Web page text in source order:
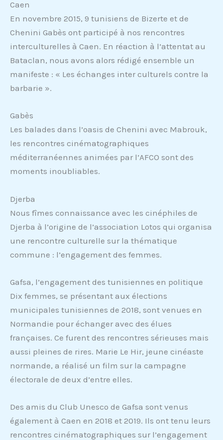
Caen
En novembre 2015, 9 tunisiens de Bizerte et de
Chenini Gabès ont participé à nos rencontres
interculturelles à Caen. En réaction à l’attentat au
Bataclan, nous avons alors rédigé ensemble un
manifeste : « Les échanges inter culturels contre la
barbarie ».
Gabès
Les balades dans l’oasis de Chenini avec Mabrouk,
les rencontres cinématographiques
méditerranéennes animées par l’AFCO sont des
moments inoubliables.
Djerba
Nous fîmes connaissance avec les cinéphiles de
Djerba à l’origine de l’association Lotos qui organisa
une rencontre culturelle sur la thématique
commune : l’engagement des femmes.
Gafsa, l’engagement des tunisiennes en politique
Dix femmes, se présentant aux élections
municipales tunisiennes de 2018, sont venues en
Normandie pour échanger avec des élues
françaises. Ce furent des rencontres sérieuses mais
aussi pleines de rires. Marie Le Hir, jeune cinéaste
normande, a réalisé un film sur la campagne
électorale de deux d’entre elles.
Des amis du Club Unesco de Gafsa sont venus
également à Caen en 2018 et 2019. Ils ont tenu leurs
rencontres cinématographiques sur l’engagement